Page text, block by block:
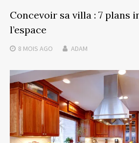
Concevoir sa villa : 7 plans
l’espace
8 MOIS AGO ADAM